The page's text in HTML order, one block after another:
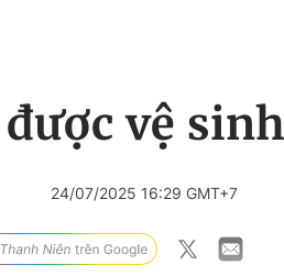
vệ
24/07/2025 16:29 GMT+7